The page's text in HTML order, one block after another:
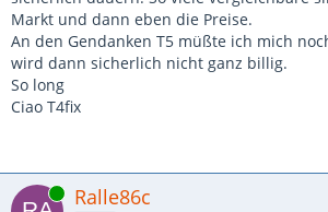
Markt und dann eben die Preise.
An den Gendanken T5 müßte ich mich
wird dann sicherlich nicht ganz billig.
So long
Ciao T4fix
Online Ralle86c